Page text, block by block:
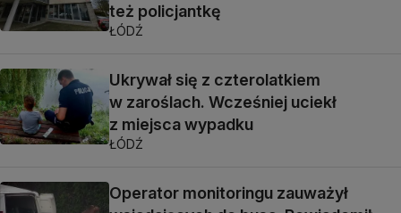
też policjantkę
ŁÓDŹ
Ukrywał się z czterolatkiem
w zaroślach. Wcześniej uciekł
z miejsca wypadku
ŁÓDŹ
Operator monitoringu zauważył